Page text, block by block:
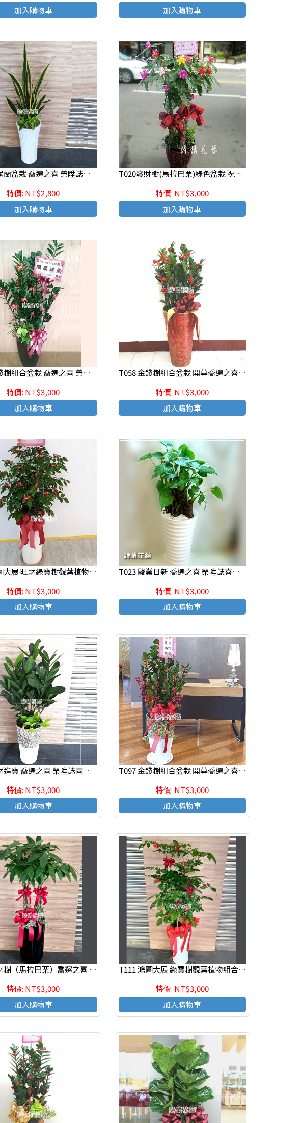
加入購物車
加入購物車
T095 虎尾蘭盆栽 喬遷之喜 榮陞誌喜盆栽 參展成功
特價: NT$2,800
加入購物車
T020發財樹(馬拉巴栗)綠色盆栽 祝賀盆栽 喜慶送禮盆栽
特價: NT$3,000
加入購物車
T037 金錢樹組合盆栽 喬遷之喜 榮陞誌喜盆栽 參展成功
特價: NT$3,000
加入購物車
T058 金錢樹組合盆栽 開幕喬遷之喜 榮陞誌喜盆栽
特價: NT$3,000
加入購物車
T152 鴻圖大展 旺財綠寶樹觀葉植物組合盆栽 開運盆栽 組合盆栽 祝賀盆栽
特價: NT$3,000
加入購物車
T023 駿業日新 喬遷之喜 榮陞誌喜盆栽 落地盆景
特價: NT$3,000
加入購物車
T093 招財進寶 喬遷之喜 榮陞誌喜 開幕盆栽 落地盆栽
特價: NT$3,000
加入購物車
T097 金錢樹組合盆栽 開幕喬遷之喜 榮陞誌喜盆栽
特價: NT$3,000
加入購物車
T103 發財樹（馬拉巴栗）喬遷之喜 榮陞誌喜盆栽 參展成功
特價: NT$3,000
加入購物車
T111 鴻圖大展 綠寶樹觀葉植物組合盆栽 開運盆栽 組合盆栽 祝賀盆栽
特價: NT$3,000
加入購物車